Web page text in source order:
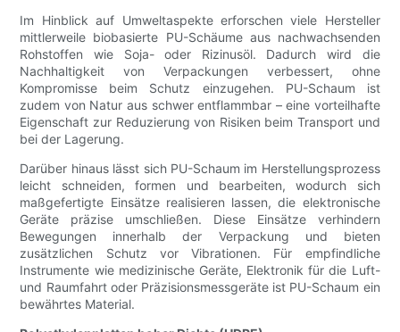
Im Hinblick auf Umweltaspekte erforschen viele Hersteller
mittlerweile biobasierte PU-Schäume aus nachwachsenden
Rohstoffen wie Soja- oder Rizinusöl. Dadurch wird die
Nachhaltigkeit von Verpackungen verbessert, ohne
Kompromisse beim Schutz einzugehen. PU-Schaum ist
zudem von Natur aus schwer entflammbar – eine vorteilhafte
Eigenschaft zur Reduzierung von Risiken beim Transport und
bei der Lagerung.
Darüber hinaus lässt sich PU-Schaum im Herstellungsprozess
leicht schneiden, formen und bearbeiten, wodurch sich
maßgefertigte Einsätze realisieren lassen, die elektronische
Geräte präzise umschließen. Diese Einsätze verhindern
Bewegungen innerhalb der Verpackung und bieten
zusätzlichen Schutz vor Vibrationen. Für empfindliche
Instrumente wie medizinische Geräte, Elektronik für die Luft-
und Raumfahrt oder Präzisionsmessgeräte ist PU-Schaum ein
bewährtes Material.